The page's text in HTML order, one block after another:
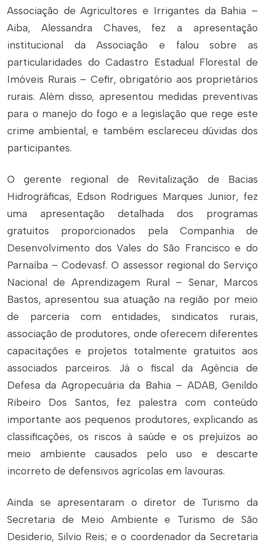
Associação de Agricultores e Irrigantes da Bahia –
Aiba, Alessandra Chaves, fez a apresentação
institucional da Associação e falou sobre as
particularidades do Cadastro Estadual Florestal de
Imóveis Rurais – Cefir, obrigatório aos proprietários
rurais. Além disso, apresentou medidas preventivas
para o manejo do fogo e a legislação que rege este
crime ambiental, e também esclareceu dúvidas dos
participantes.
O gerente regional de Revitalização de Bacias
Hidrográficas, Edson Rodrigues Marques Junior, fez
uma apresentação detalhada dos programas
gratuitos proporcionados pela Companhia de
Desenvolvimento dos Vales do São Francisco e do
Parnaíba – Codevasf. O assessor regional do Serviço
Nacional de Aprendizagem Rural – Senar, Marcos
Bastos, apresentou sua atuação na região por meio
de parceria com entidades, sindicatos rurais,
associação de produtores, onde oferecem diferentes
capacitações e projetos totalmente gratuitos aos
associados parceiros. Já o fiscal da Agência de
Defesa da Agropecuária da Bahia – ADAB, Genildo
Ribeiro Dos Santos, fez palestra com conteúdo
importante aos pequenos produtores, explicando as
classificações, os riscos à saúde e os prejuízos ao
meio ambiente causados pelo uso e descarte
incorreto de defensivos agrícolas em lavouras.
Ainda se apresentaram o diretor de Turismo da
Secretaria de Meio Ambiente e Turismo de São
Desiderio, Silvio Reis; e o coordenador da Secretaria